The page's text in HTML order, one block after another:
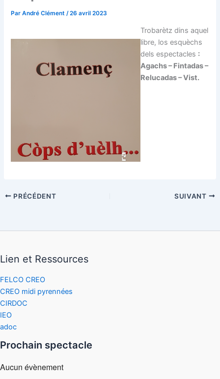
ParAndré Clément /26 avril 2023
Trobarètz dins aquel
libre, los esquèchs
dels espectacles :
Agachs – Fintadas –
Relucadas – Vist.
PRÉCÉDENT SUIVANT
Lien et Ressources
FELCO CREO
CREO midi pyrennées
CIRDOC
IEO
adoc
Prochain spectacle
Aucun évènement